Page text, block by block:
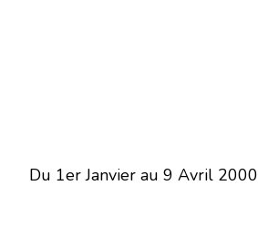
Du 1er Janvier au 9 Avril 2000